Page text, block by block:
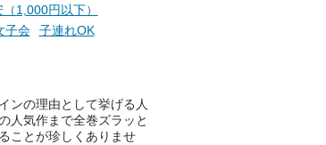
1,000円以下）
子会
子連れOK
ンの理由として挙げる人
人気作まで全巻ズラッと
ことが珍しくありませ